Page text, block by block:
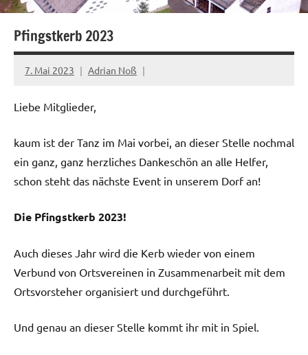
Pfingstkerb 2023
7. Mai 2023 Adrian Noß
Liebe Mitglieder,
kaum ist der Tanz im Mai vorbei, an dieser Stelle nochmal
ein ganz, ganz herzliches Dankeschön an alle Helfer,
schon steht das nächste Event in unserem Dorf an!
Die Pfingstkerb 2023!
Auch dieses Jahr wird die Kerb wieder von einem
Verbund von Ortsvereinen in Zusammenarbeit mit dem
Ortsvorsteher organisiert und durchgeführt.
Und genau an dieser Stelle kommt ihr mit in Spiel.